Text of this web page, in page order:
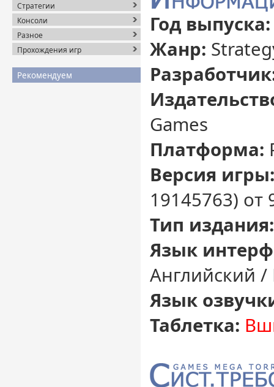
Стратегии
Консоли
Разное
Прохождения игр
Рекомендуем
Год выпуска:
Жанр:
Games
Платформа:
Версия игры:
19145763) от
Тип издания:
Язык
Английский /
Язык
Таблетка: